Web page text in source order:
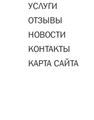
УСЛУГИ
ОТЗЫВЫ
НОВОСТИ
КОНТАКТЫ
КАРТА САЙТА